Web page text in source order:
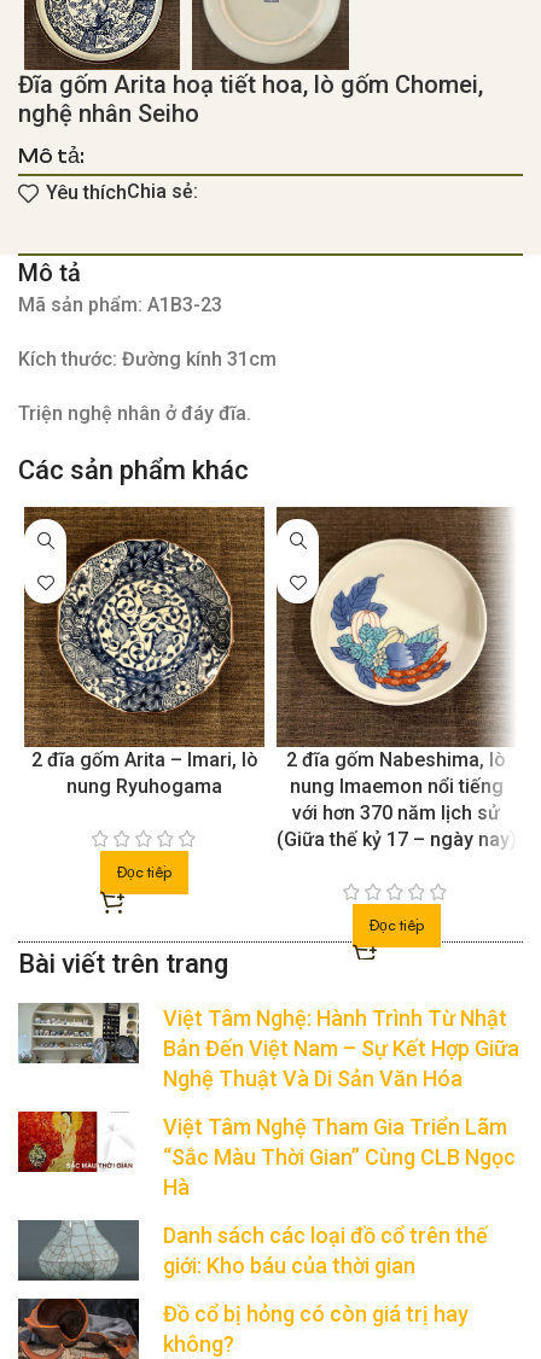
Đĩa gốm Arita hoạ tiết hoa, lò gốm Chomei,
nghệ nhân Seiho
Mô tả:
Yêu thíchChia sẻ:
Mô tả
Mã sản phẩm: A1B3-23
Kích thước: Đường kính 31cm
Triện nghệ nhân ở đáy đĩa.
Các sản phẩm khác
2 đĩa gốm Arita – Imari, lò
nung Ryuhogama
Đọc tiếp
2 đĩa gốm Nabeshima, lò
nung Imaemon nổi tiếng
với hơn 370 năm lịch sử
(Giữa thế kỷ 17 – ngày nay)
Đọc tiếp
Việt Tâm Nghệ: Hành Trình Từ Nhật
Bản Đến Việt Nam – Sự Kết Hợp Giữa
Nghệ Thuật Và Di Sản Văn Hóa
Việt Tâm Nghệ Tham Gia Triển Lãm
“Sắc Màu Thời Gian” Cùng CLB Ngọc
Hà
Danh sách các loại đồ cổ trên thế
giới: Kho báu của thời gian
Đồ cổ bị hỏng có còn giá trị hay
không?